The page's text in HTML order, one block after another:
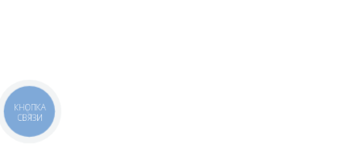
КНОПКА
СВЯЗИ